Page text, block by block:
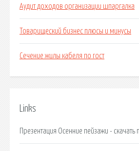
Аудит доходов организации шпаргалка
Товарищеский бизнес плюсы и минусы
Сечение жилы кабеля по гост
Links
Презентация Осенние пейзажи - скачать